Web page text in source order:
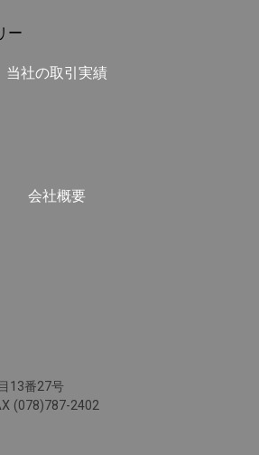
ー
当社の取引実績
会社概要
13番27号
(078)787-2402